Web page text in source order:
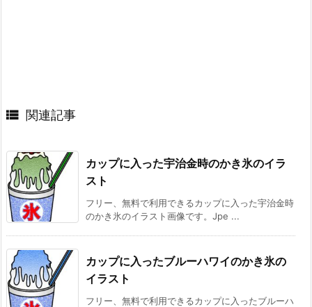
 関連記事
カップに入った宇治金時のかき氷のイラ
スト
フリー、無料で利用できるカップに入った宇治金時
のかき氷のイラスト画像です。Jpe ...
カップに入ったブルーハワイのかき氷の
イラスト
フリー、無料で利用できるカップに入ったブルーハ